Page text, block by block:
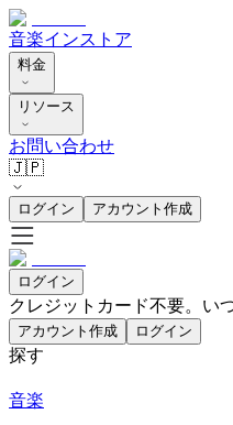
音楽インストア
料金
リソース
お問い合わせ
🇯🇵
ログイン アカウント作成
ログイン
クレジットカード不要。い
アカウント作成 ログイン
探す
音楽